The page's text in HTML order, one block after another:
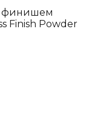
финишем
Finish Powder